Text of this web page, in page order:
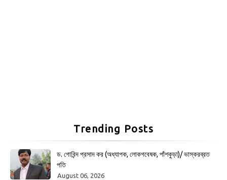
Trending Posts
ড. গোবিন্দ প্রসাদ কর (অধ্যাপক, লোকগবেষক, পাঁশকুড়া)/ ভাস্করব্রত
পতি
August 06, 2026